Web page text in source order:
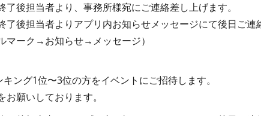
後担当者より、事務所様宛にご連絡差し上げます。
後担当者よりアプリ内お知らせメッセージにて後日ご連
マーク→お知らせ→メッセージ）
ング1位〜3位の方をイベントにご招待します。
願いしております。